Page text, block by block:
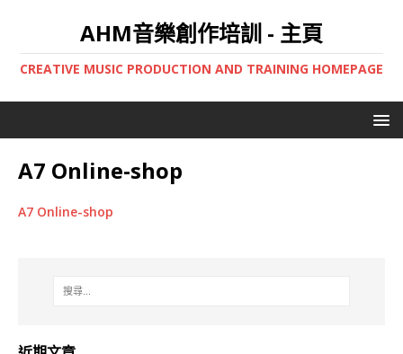
AHM音樂創作培訓 - 主頁
CREATIVE MUSIC PRODUCTION AND TRAINING HOMEPAGE
A7 Online-shop
A7 Online-shop